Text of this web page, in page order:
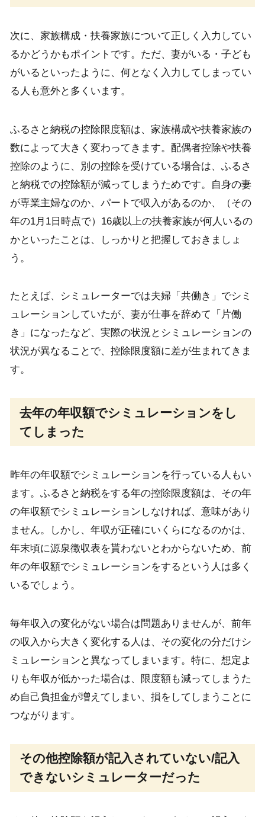
次に、家族構成・扶養家族について正しく入力してい
るかどうかもポイントです。ただ、妻がいる・子ども
がいるといったように、何となく入力してしまってい
る人も意外と多くいます。
ふるさと納税の控除限度額は、家族構成や扶養家族の
数によって大きく変わってきます。配偶者控除や扶養
控除のように、別の控除を受けている場合は、ふるさ
と納税での控除額が減ってしまうためです。自身の妻
が専業主婦なのか、パートで収入があるのか、（その
年の1月1日時点で）16歳以上の扶養家族が何人いるの
かといったことは、しっかりと把握しておきましょ
う。
たとえば、シミュレーターでは夫婦「共働き」でシミ
ュレーションしていたが、妻が仕事を辞めて「片働
き」になったなど、実際の状況とシミュレーションの
状況が異なることで、控除限度額に差が生まれてきま
す。
去年の年収額でシミュレーションをし
てしまった
昨年の年収額でシミュレーションを行っている人もい
ます。ふるさと納税をする年の控除限度額は、その年
の年収額でシミュレーションしなければ、意味があり
ません。しかし、年収が正確にいくらになるのかは、
年末頃に源泉徴収表を貰わないとわからないため、前
年の年収額でシミュレーションをするという人は多く
いるでしょう。
毎年収入の変化がない場合は問題ありませんが、前年
の収入から大きく変化する人は、その変化の分だけシ
ミュレーションと異なってしまいます。特に、想定よ
りも年収が低かった場合は、限度額も減ってしまうた
め自己負担金が増えてしまい、損をしてしまうことに
つながります。
その他控除額が記入されていない/記入
できないシミュレーターだった